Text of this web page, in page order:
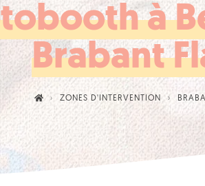
à
Brabant
ZONES D'INTERVENTION